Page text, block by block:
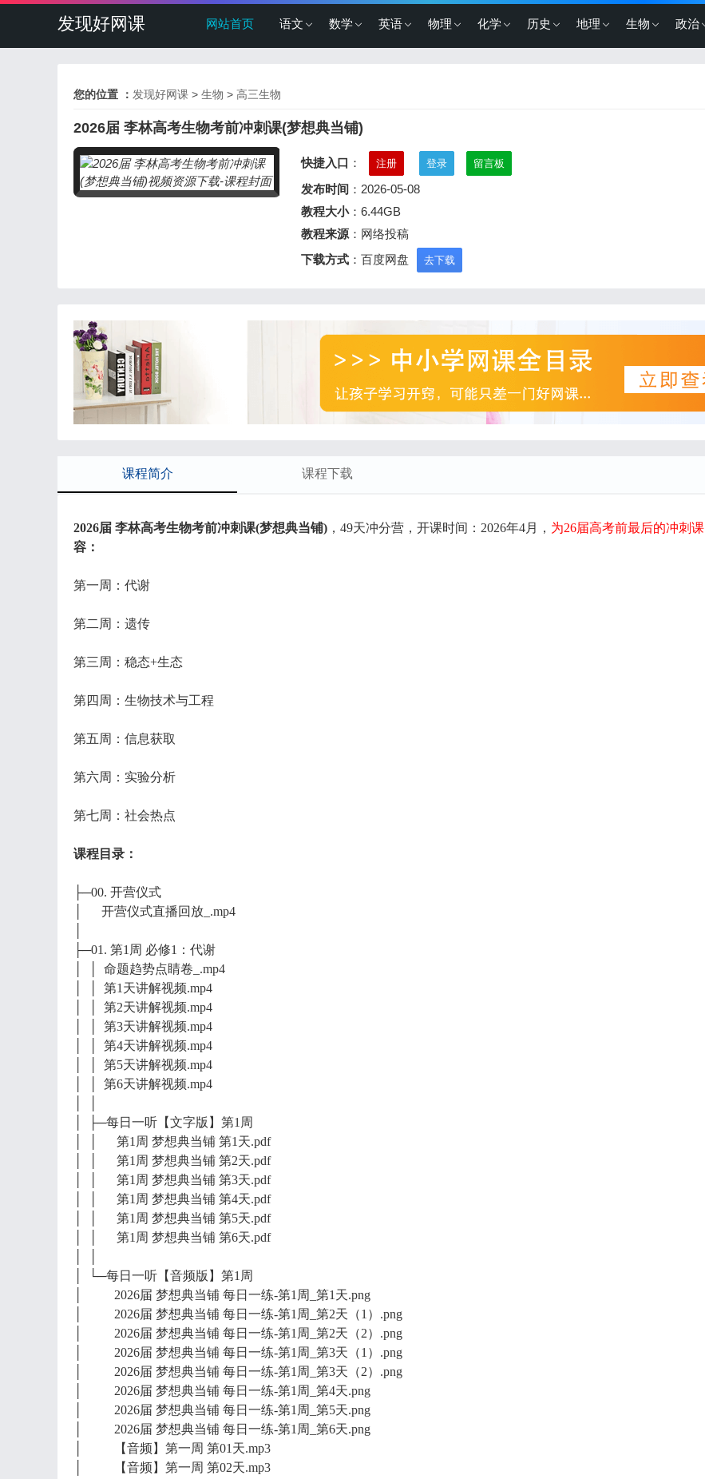
发现好网课 网站首页 语文 数学 英语 物理 化学 历史 地理 生物 政治
您的位置 ： 发现好网课 > 生物 > 高三生物
2026届 李林高考生物考前冲刺课(梦想典当铺)
快捷入口 ： 注册 登录 留言板
发布时间 ：2026-05-08
教程大小：6.44GB
教程来源 ：网络投稿
下载方式 ：百度网盘 去下载
课程简介 课程下载
2026届 李林高考生物考前冲刺课(梦想典当铺) ，49天冲分营，开课时间：2026年4月， 为26届高考前最后的冲刺课
容：
第一周：代谢
第二周：遗传
第三周：稳态+生态
第四周：生物技术与工程
第五周：信息获取
第六周：实验分析
第七周：社会热点
课程目录：
├─00. 开营仪式
│ 开营仪式直播回放_.mp4
├─01. 第1周 必修1：代谢
│ │ 命题趋势点睛卷_.mp4
│ │ 第1天讲解视频.mp4
│ │ 第2天讲解视频.mp4
│ │ 第3天讲解视频.mp4
│ │ 第4天讲解视频.mp4
│ │ 第5天讲解视频.mp4
│ │ 第6天讲解视频.mp4
│ ├─每日一听【文字版】第1周
│ │ 第1周 梦想典当铺 第1天.pdf
│ │ 第1周 梦想典当铺 第2天.pdf
│ │ 第1周 梦想典当铺 第3天.pdf
│ │ 第1周 梦想典当铺 第4天.pdf
│ │ 第1周 梦想典当铺 第5天.pdf
│ │ 第1周 梦想典当铺 第6天.pdf
│ └─每日一听【音频版】第1周
│ 2026届 梦想典当铺 每日一练-第1周_第1天.png
│ 2026届 梦想典当铺 每日一练-第1周_第2天（1）.png
│ 2026届 梦想典当铺 每日一练-第1周_第2天（2）.png
│ 2026届 梦想典当铺 每日一练-第1周_第3天（1）.png
│ 2026届 梦想典当铺 每日一练-第1周_第3天（2）.png
│ 2026届 梦想典当铺 每日一练-第1周_第4天.png
│ 2026届 梦想典当铺 每日一练-第1周_第5天.png
│ 2026届 梦想典当铺 每日一练-第1周_第6天.png
│ 【音频】第一周 第01天.mp3
│ 【音频】第一周 第02天.mp3